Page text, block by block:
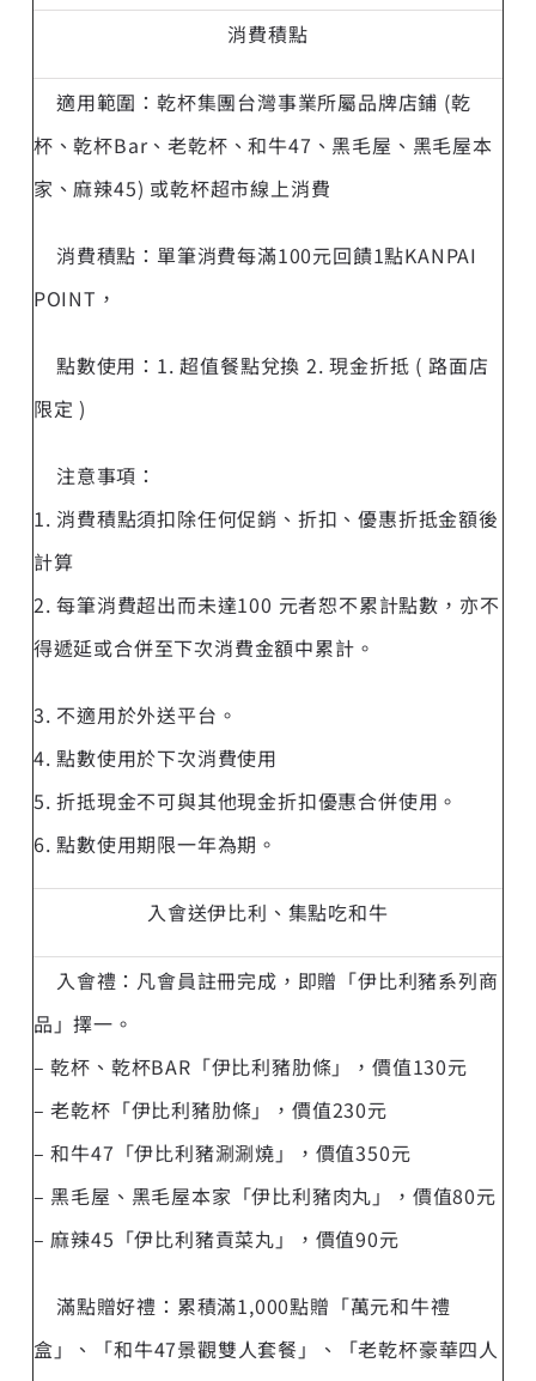
消費積點
適用範圍：乾杯集團台灣事業所屬品牌店鋪 (乾
杯、乾杯Bar、老乾杯、和牛47、黑毛屋、黑毛屋本
家、麻辣45) 或乾杯超市線上消費
消費積點：單筆消費每滿100元回饋1點KANPAI
POINT，
點數使用：1. 超值餐點兌換 2. 現金折抵 ( 路面店
限定 )
注意事項：
1. 消費積點須扣除任何促銷、折扣、優惠折抵金額後
計算
2. 每筆消費超出而未達100 元者恕不累計點數，亦不
得遞延或合併至下次消費金額中累計。
3. 不適用於外送平台。
4. 點數使用於下次消費使用
5. 折抵現金不可與其他現金折扣優惠合併使用。
6. 點數使用期限一年為期。
入會送伊比利、集點吃和牛
入會禮：凡會員註冊完成，即贈「伊比利豬系列商
品」擇一。
– 乾杯、乾杯BAR「伊比利豬肋條」，價值130元
– 老乾杯「伊比利豬肋條」，價值230元
– 和牛47「伊比利豬涮涮燒」，價值350元
– 黑毛屋、黑毛屋本家「伊比利豬肉丸」，價值80元
– 麻辣45「伊比利豬貢菜丸」，價值90元
滿點贈好禮：累積滿1,000點贈「萬元和牛禮
盒」、「和牛47景觀雙人套餐」、「老乾杯豪華四人